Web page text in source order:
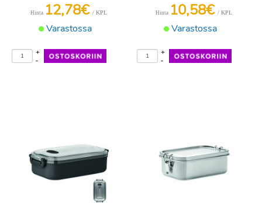
Varastossa
Hinta 12,78€ / KPL
-
+
Varastossa
Hinta 10,58€ / KPL
-
+